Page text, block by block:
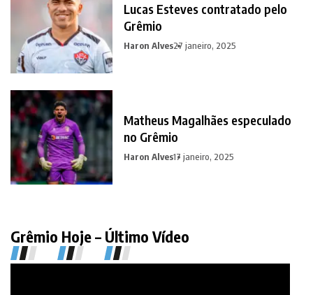
Lucas Esteves contratado pelo
Grêmio
Haron Alves27 janeiro, 2025
Matheus Magalhães especulado
no Grêmio
Haron Alves17 janeiro, 2025
Grêmio Hoje – Último Vídeo